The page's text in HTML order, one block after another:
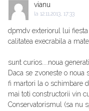
vianu
la 12.11.2013, 17:33
dpmdv exteriorul lui
calitatea execrabila a
sunt curios....noua
Daca se zvoneste o
fi martori la o schimbare
mai toti constructorii vin
Conservatorismul (sa nu